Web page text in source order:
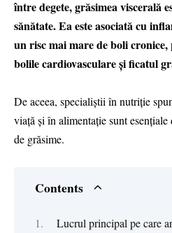
între degete, grăsimea viscerală
sănătate. Ea este asociată cu
un risc mai mare de boli
bolile cardiovasculare și ficatul
De aceea, specialiștii în nutriție
viață și în alimentație sunt
de grăsime.
Contents
Lucrul principal pe care